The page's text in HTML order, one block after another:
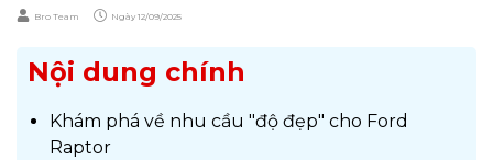
Bro Team Ngày 12/09/2025
Nội dung chính
Khám phá về nhu cầu "độ đẹp" cho Ford
Raptor